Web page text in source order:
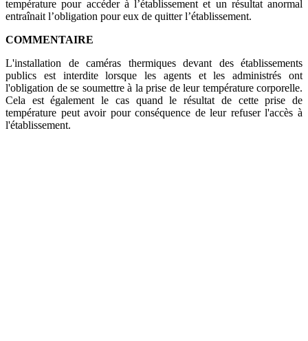
température pour accéder à l’établissement et un résultat anormal
entraînait l’obligation pour eux de quitter l’établissement.
COMMENTAIRE
L'installation de caméras thermiques devant des établissements
publics est interdite lorsque les agents et les administrés ont
l'obligation de se soumettre à la prise de leur température corporelle.
Cela est également le cas quand le résultat de cette prise de
température peut avoir pour conséquence de leur refuser l'accès à
l'établissement.